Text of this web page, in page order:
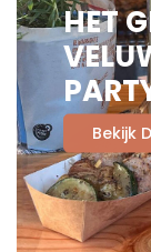
HET
Bekijk